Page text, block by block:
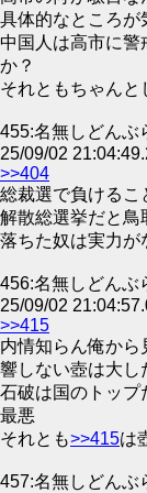
具体的なところが
中国人は高市に警
か？
それともちゃんと
455:名無しどんぶ
25/09/02
>>404
総裁選で負けるこ
解散総選挙だと鳥
落ちた奴は実力が
456:名無しどんぶ
25/09/02
>>415
内情知らん俺か
響しない壺は大し
石破は国のトップ
最悪
それとも>>415は
457:名無しどんぶ